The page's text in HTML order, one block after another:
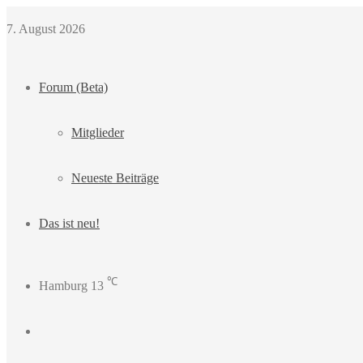
7. August 2026
Forum (Beta)
Mitglieder
Neueste Beiträge
Das ist neu!
Hamburg 13 ℃